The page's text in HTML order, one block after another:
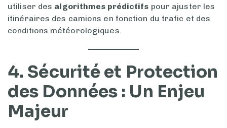
utiliser des algorithmes prédictifs pour ajuster les
itinéraires des camions en fonction du trafic et des
conditions météorologiques.
4. Sécurité et Protection
des Données : Un Enjeu
Majeur